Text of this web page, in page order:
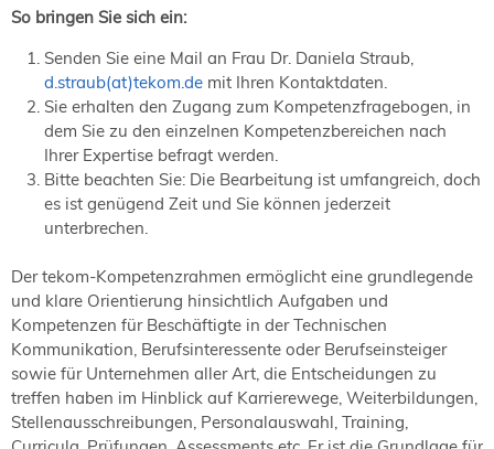
So bringen Sie sich ein:
Senden Sie eine Mail an Frau Dr. Daniela Straub,
d.straub(at)tekom.de mit Ihren Kontaktdaten.
Sie erhalten den Zugang zum Kompetenzfragebogen, in
dem Sie zu den einzelnen Kompetenzbereichen nach
Ihrer Expertise befragt werden.
Bitte beachten Sie: Die Bearbeitung ist umfangreich, doch
es ist genügend Zeit und Sie können jederzeit
unterbrechen.
Der tekom-Kompetenzrahmen ermöglicht eine grundlegende
und klare Orientierung hinsichtlich Aufgaben und
Kompetenzen für Beschäftigte in der Technischen
Kommunikation, Berufsinteressente oder Berufseinsteiger
sowie für Unternehmen aller Art, die Entscheidungen zu
treffen haben im Hinblick auf Karrierewege, Weiterbildungen,
Stellenausschreibungen, Personalauswahl, Training,